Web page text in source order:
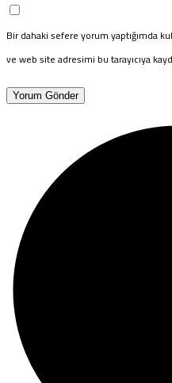
Bir dahaki sefere yorum yaptığımda
ve web site adresimi bu tarayıcıya
Yorum Gönder